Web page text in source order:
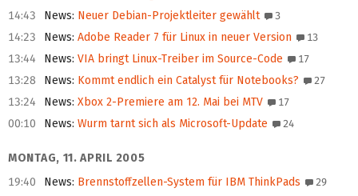
14:43 News: Neuer Debian-Projektleiter gewählt 3
14:23 News: Adobe Reader 7 für Linux in neuer Version 13
13:44 News: VIA bringt Linux-Treiber im Source-Code 17
13:28 News: Kommt endlich ein Catalyst für Notebooks? 27
13:24 News: Xbox 2-Premiere am 12. Mai bei MTV 17
00:10 News: Wurm tarnt sich als Microsoft-Update 24
MONTAG, 11. APRIL 2005
19:40
News: Brennstoffzellen-System für IBM ThinkPads 29